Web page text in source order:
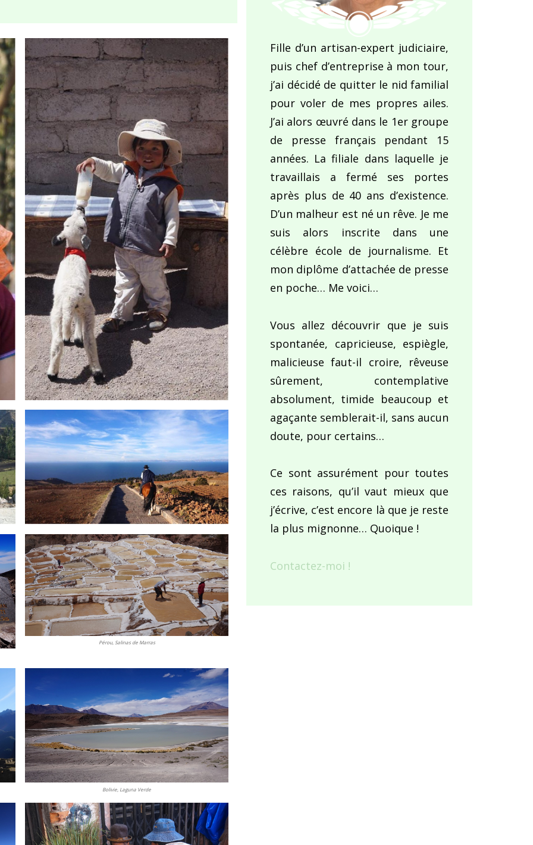
Pérou, Salinas de Marras
Bolivie, Laguna Verde
Fille d’un artisan-expert judiciaire,
puis chef d’entreprise à mon tour,
j’ai décidé de quitter le nid familial
pour voler de mes propres ailes.
J’ai alors œuvré dans le 1er groupe
de presse français pendant 15
années. La filiale dans laquelle je
travaillais a fermé ses portes
après plus de 40 ans d’existence.
D’un malheur est né un rêve. Je me
suis alors inscrite dans une
célèbre école de journalisme. Et
mon diplôme d’attachée de presse
en poche… Me voici…
Vous allez découvrir que je suis
spontanée, capricieuse, espiègle,
malicieuse faut-il croire, rêveuse
sûrement, contemplative
absolument, timide beaucoup et
agaçante semblerait-il, sans aucun
doute, pour certains…
Ce sont assurément pour toutes
ces raisons, qu’il vaut mieux que
j’écrive, c’est encore là que je reste
la plus mignonne… Quoique !
Contactez-moi !